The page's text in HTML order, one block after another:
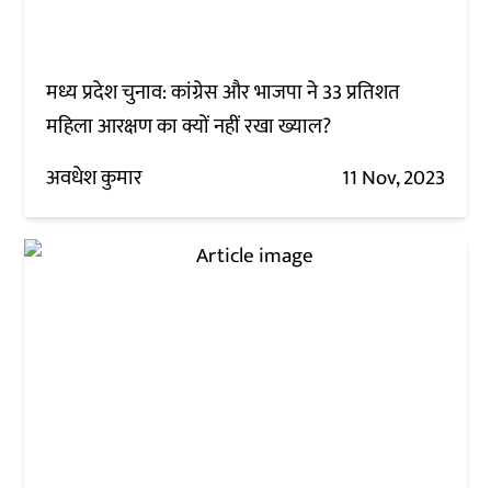
मध्य प्रदेश चुनाव: कांग्रेस और भाजपा ने 33 प्रतिशत
महिला आरक्षण का क्यों नहीं रखा ख्याल?
अवधेश कुमार
11 Nov, 2023